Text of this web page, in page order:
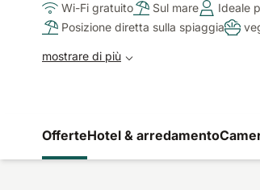
Wi-Fi gratuito Sul mare Ideale
Posizione diretta sulla spiaggia
mostrare di più
OfferteHotel & arredamento